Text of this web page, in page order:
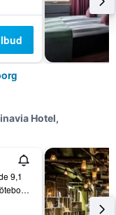
Hotel,
9,1
Drottninggatan 67, Göteborg, Västra Götalands län, Sverige